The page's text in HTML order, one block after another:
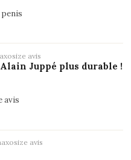
avis
Juppé plus durable !
avis
avis